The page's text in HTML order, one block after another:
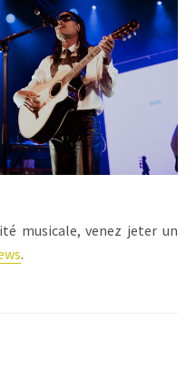
musicale, venez jeter un
.